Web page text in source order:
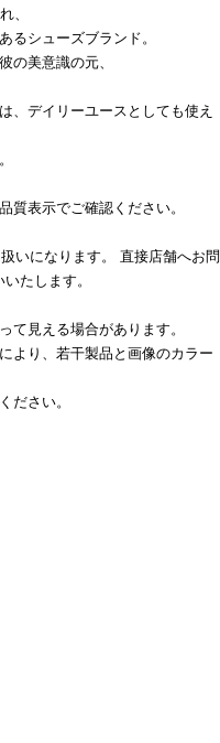
、
るシューズブランド。
の美意識の元、
、デイリーユースとしても使え
質表示でご確認ください。
いになります。 直接店舗へお問
たします。
て見える場合があります。
より、若干製品と画像のカラー
ださい。